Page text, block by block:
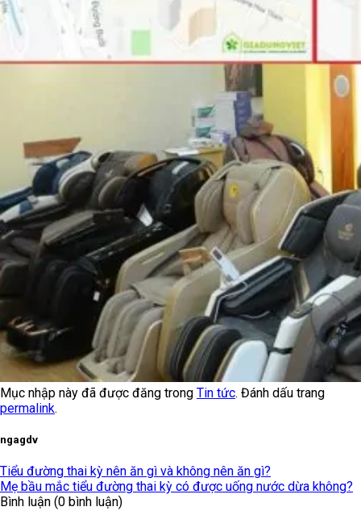
Mục nhập này đã được đăng trong Tin tức. Đánh dấu trang
permalink.
ngagdv
Tiểu đường thai kỳ nên ăn gì và không nên ăn gì?
Mẹ bầu mắc tiểu đường thai kỳ có được uống nước dừa không?
Bình luận (0 bình luận)